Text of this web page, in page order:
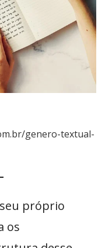
genero-textual-
próprio
os